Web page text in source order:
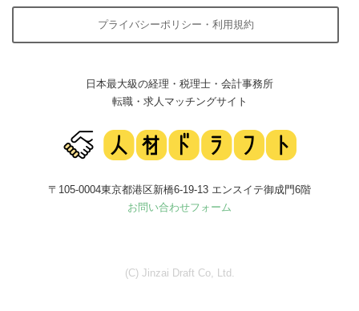
プライバシーポリシー・利用規約
日本最大級の経理・税理士・会計事務所
転職・求人マッチングサイト
〒105-0004東京都港区新橋6-19-13 エンスイテ御成門6階
お問い合わせフォーム
(C) Jinzai Draft Co, Ltd.